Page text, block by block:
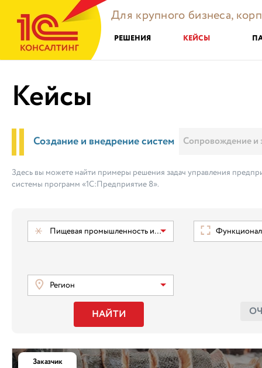
Для крупного бизнеса,
РЕШЕНИЯ КЕЙСЫ
Кейсы
Создание и внедрение систем Сопровождение и
Здесь вы можете найти примеры решения задач управления
системы программ «1С:Предприятие 8».
Пищевая промышленность и ТНП
Регион
НАЙТИ
Заказчик